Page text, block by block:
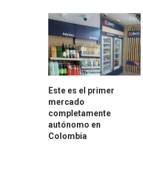
Este es el primer
mercado
completamente
autónomo en
Colombia